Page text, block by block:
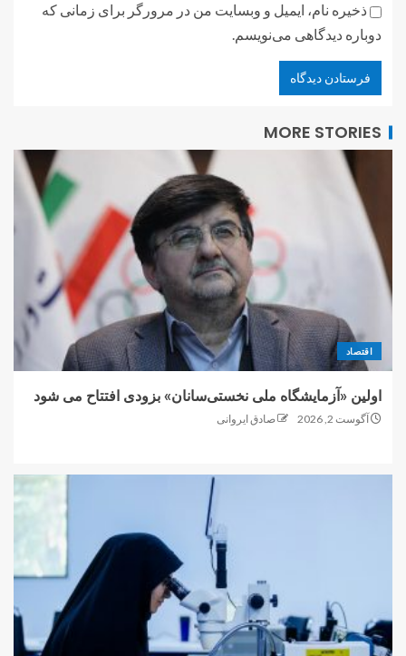
ذخیره نام، ایمیل و وبسایت من در مرورگر برای زمانی که
دوباره دیدگاهی می‌نویسم.
MORE STORIES
اقتصاد
اولین «آزمایشگاه ملی نخستی‌سانان» بزودی افتتاح می شود
آگوست 2, 2026 صادق ایروانی